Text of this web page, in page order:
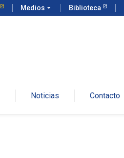
Medios arrow_drop_down Biblioteca
Noticias Contacto